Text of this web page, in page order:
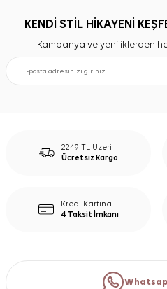
KENDİ STİL HİKAYENİ
Kampanya ve yeniliklerden
2249 TL Üzeri
Ücretsiz Kargo
Kredi Kartına
4 Taksit İmkanı